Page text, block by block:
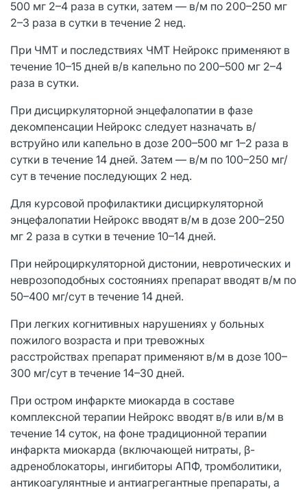
500 мг 2–4 раза в сутки, затем — в/м по 200–250 мг
2–3 раза в сутки в течение 2 нед.
При ЧМТ и последствиях ЧМТ Нейрокс применяют в
течение 10–15 дней в/в капельно по 200–500 мг 2–4
раза в сутки.
При дисциркуляторной энцефалопатии в фазе
декомпенсации Нейрокс следует назначать в/
вструйно или капельно в дозе 200–500 мг 1–2 раза в
сутки в течение 14 дней. Затем — в/м по 100–250 мг/
сут в течение последующих 2 нед.
Для курсовой профилактики дисциркуляторной
энцефалопатии Нейрокс вводят в/м в дозе 200–250
мг 2 раза в сутки в течение 10–14 дней.
При нейроциркуляторной дистонии, невротических и
неврозоподобных состояниях препарат вводят в/м по
50–400 мг/сут в течение 14 дней.
При легких когнитивных нарушениях у больных
пожилого возраста и при тревожных
расстройствах препарат применяют в/м в дозе 100–
300 мг/сут в течение 14–30 дней.
При остром инфаркте миокарда в составе
комплексной терапии Нейрокс вводят в/в или в/м в
течение 14 суток, на фоне традиционной терапии
инфаркта миокарда (включающей нитраты, β-
адреноблокаторы, ингибиторы АПФ, тромболитики,
антикоагулянтные и антиагрегантные препараты, а